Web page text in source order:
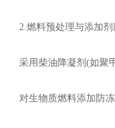
​2.燃料预处理与添加剂
采用柴油降凝剂(如聚甲
对生物质燃料添加防冻